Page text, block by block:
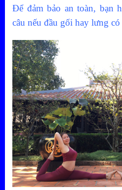
Để đảm bảo an toàn, bạn
câu nếu đầu gối hay lưng có